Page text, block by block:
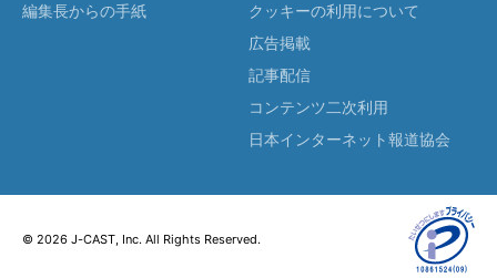
編集長からの手紙
クッキーの利用について
広告掲載
記事配信
コンテンツ二次利用
日本インターネット報道協会
© 2026 J-CAST, Inc. All Rights Reserved.